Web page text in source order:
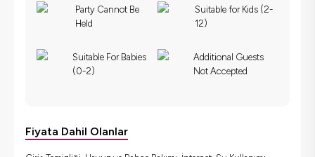
Party Cannot Be
Held
Suitable for Kids (2-
12)
Suitable For Babies
(0-2)
Additional Guests
Not Accepted
Fiyata Dahil Olanlar